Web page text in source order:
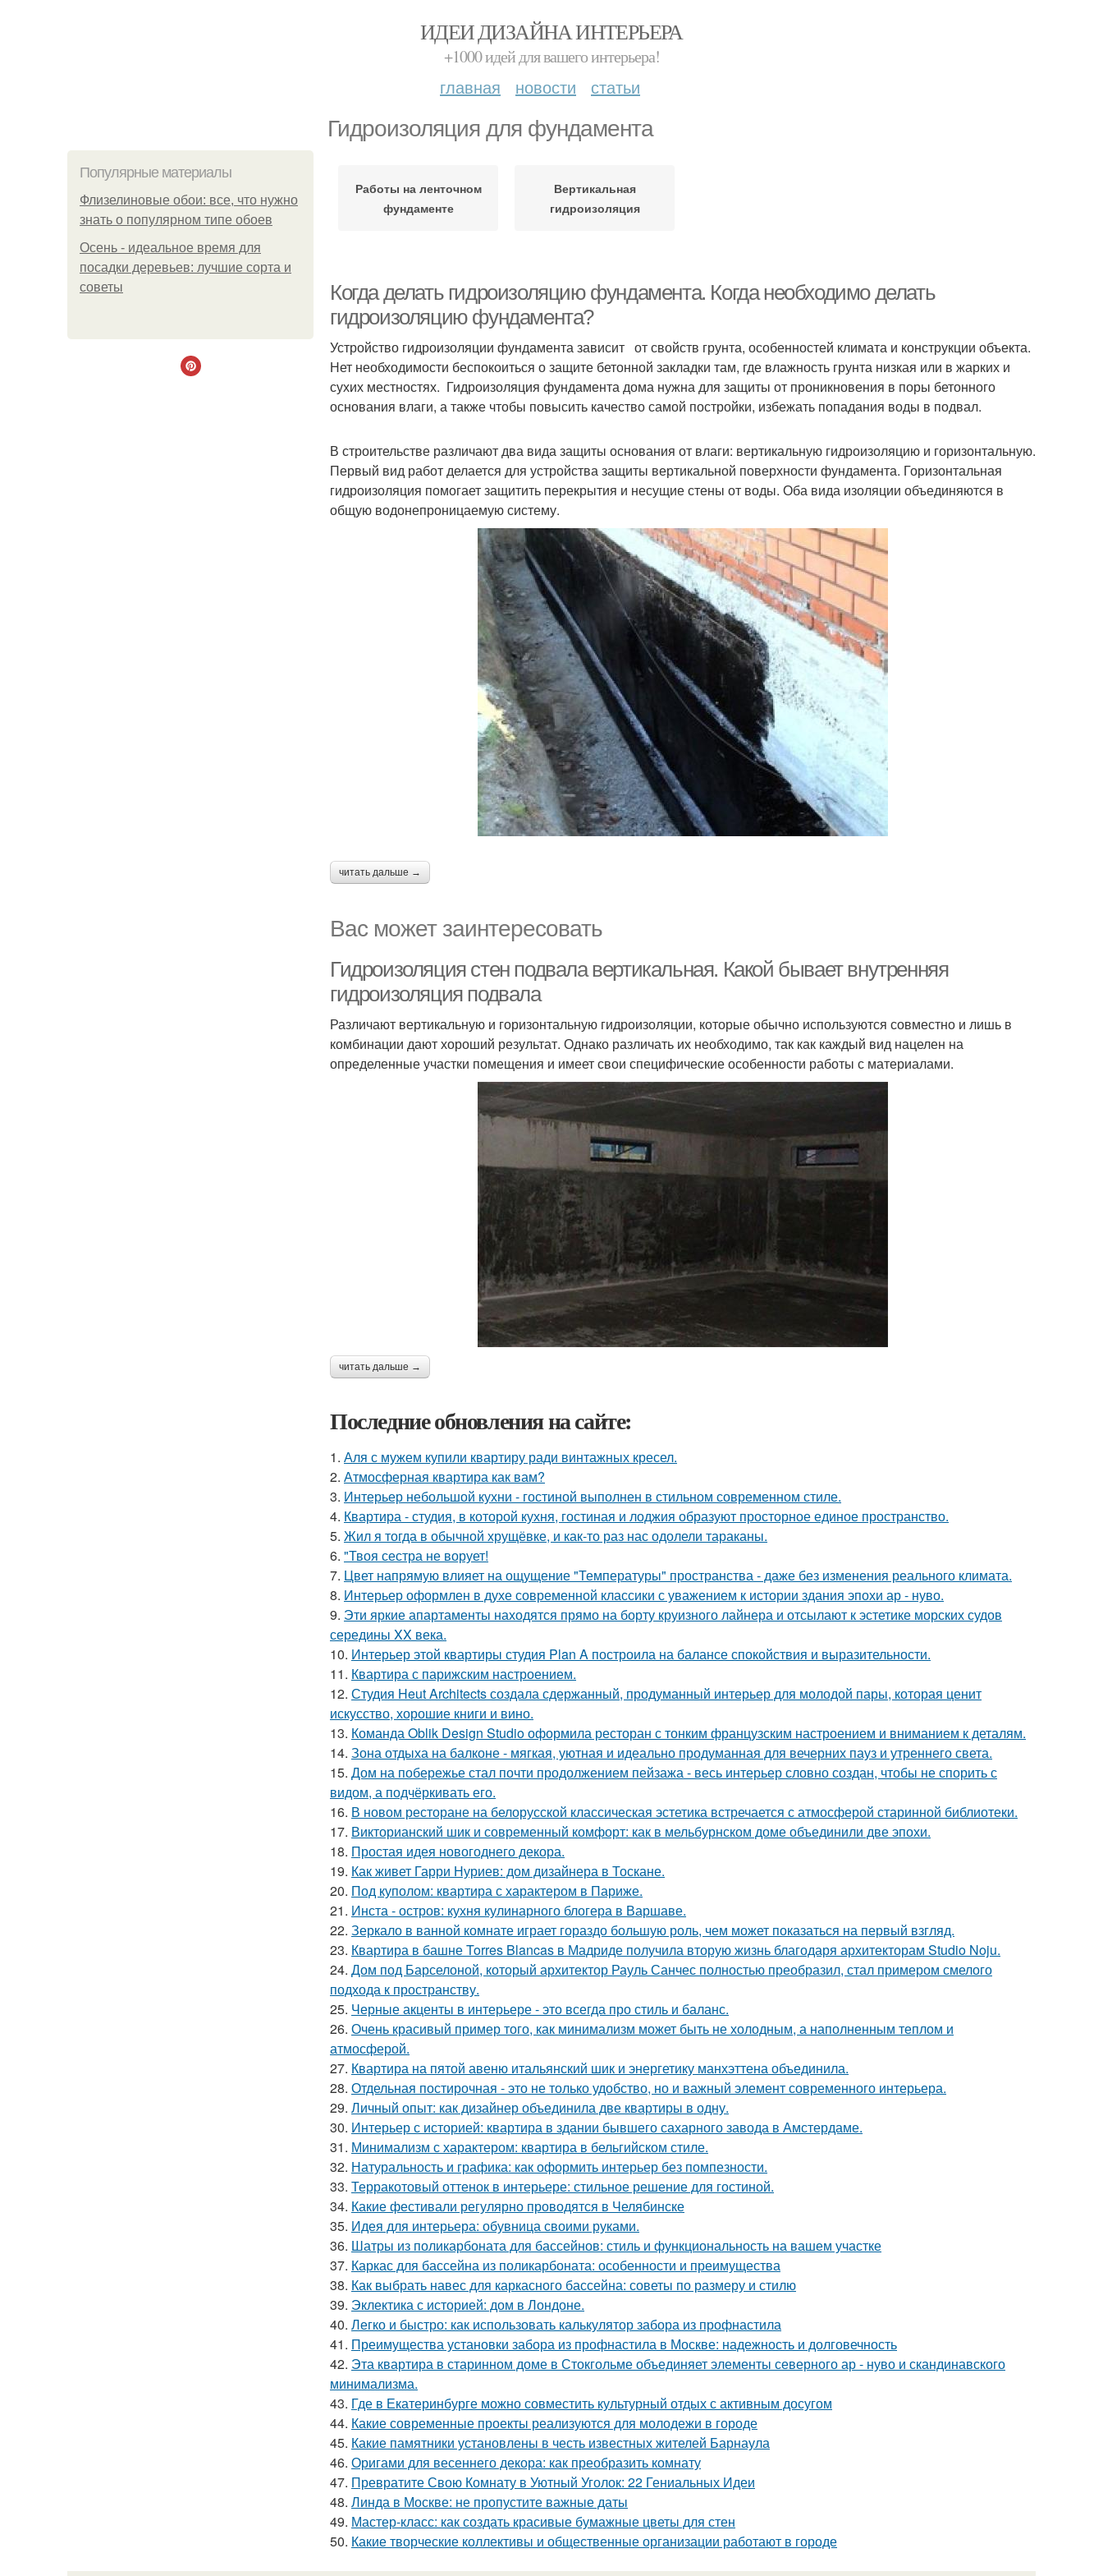
ИДЕИ ДИЗАЙНА ИНТЕРЬЕРА
+1000 идей для вашего интерьера!
главная новости статьи
Гидроизоляция для фундамента
Популярные материалы
Флизелиновые обои: все, что нужно
знать о популярном типе обоев
Осень - идеальное время для
посадки деревьев: лучшие сорта и
советы
Работы на ленточном
фундаменте
Вертикальная
гидроизоляция
Когда делать гидроизоляцию фундамента. Когда необходимо делать
гидроизоляцию фундамента?
Устройство гидроизоляции фундамента зависит от свойств грунта, особенностей климата и конструкции объекта.
Нет необходимости беспокоиться о защите бетонной закладки там, где влажность грунта низкая или в жарких и
сухих местностях. Гидроизоляция фундамента дома нужна для защиты от проникновения в поры бетонного
основания влаги, а также чтобы повысить качество самой постройки, избежать попадания воды в подвал.
В строительстве различают два вида защиты основания от влаги: вертикальную гидроизоляцию и горизонтальную.
Первый вид работ делается для устройства защиты вертикальной поверхности фундамента. Горизонтальная
гидроизоляция помогает защитить перекрытия и несущие стены от воды. Оба вида изоляции объединяются в
общую водонепроницаемую систему.
читать дальше →
Вас может заинтересовать
Гидроизоляция стен подвала вертикальная. Какой бывает внутренняя
гидроизоляция подвала
Различают вертикальную и горизонтальную гидроизоляции, которые обычно используются совместно и лишь в
комбинации дают хороший результат. Однако различать их необходимо, так как каждый вид нацелен на
определенные участки помещения и имеет свои специфические особенности работы с материалами.
читать дальше →
Последние обновления на сайте:
1. Аля с мужем купили квартиру ради винтажных кресел.
2. Атмосферная квартира как вам?
3. Интерьер небольшой кухни - гостиной выполнен в стильном современном стиле.
4. Квартира - студия, в которой кухня, гостиная и лоджия образуют просторное единое пространство.
5. Жил я тогда в обычной хрущёвке, и как-то раз нас одолели тараканы.
6. "Твоя сестра не ворует!
7. Цвет напрямую влияет на ощущение "Температуры" пространства - даже без изменения реального климата.
8. Интерьер оформлен в духе современной классики с уважением к истории здания эпохи ар - нуво.
9. Эти яркие апартаменты находятся прямо на борту круизного лайнера и отсылают к эстетике морских судов
середины XX века.
10. Интерьер этой квартиры студия Plan A построила на балансе спокойствия и выразительности.
11. Квартира с парижским настроением.
12. Студия Heut Architects создала сдержанный, продуманный интерьер для молодой пары, которая ценит
искусство, хорошие книги и вино.
13. Команда Oblik Design Studio оформила ресторан с тонким французским настроением и вниманием к деталям.
14. Зона отдыха на балконе - мягкая, уютная и идеально продуманная для вечерних пауз и утреннего света.
15. Дом на побережье стал почти продолжением пейзажа - весь интерьер словно создан, чтобы не спорить с
видом, а подчёркивать его.
16. В новом ресторане на белорусской классическая эстетика встречается с атмосферой старинной библиотеки.
17. Викторианский шик и современный комфорт: как в мельбурнском доме объединили две эпохи.
18. Простая идея новогоднего декора.
19. Как живет Гарри Нуриев: дом дизайнера в Тоскане.
20. Под куполом: квартира с характером в Париже.
21. Инста - остров: кухня кулинарного блогера в Варшаве.
22. Зеркало в ванной комнате играет гораздо большую роль, чем может показаться на первый взгляд.
23. Квартира в башне Torres Blancas в Мадриде получила вторую жизнь благодаря архитекторам Studio Noju.
24. Дом под Барселоной, который архитектор Рауль Санчес полностью преобразил, стал примером смелого
подхода к пространству.
25. Черные акценты в интерьере - это всегда про стиль и баланс.
26. Очень красивый пример того, как минимализм может быть не холодным, а наполненным теплом и
атмосферой.
27. Квартира на пятой авеню итальянский шик и энергетику манхэттена объединила.
28. Отдельная постирочная - это не только удобство, но и важный элемент современного интерьера.
29. Личный опыт: как дизайнер объединила две квартиры в одну.
30. Интерьер с историей: квартира в здании бывшего сахарного завода в Амстердаме.
31. Минимализм с характером: квартира в бельгийском стиле.
32. Натуральность и графика: как оформить интерьер без помпезности.
33. Терракотовый оттенок в интерьере: стильное решение для гостиной.
34. Какие фестивали регулярно проводятся в Челябинске
35. Идея для интерьера: обувница своими руками.
36. Шатры из поликарбоната для бассейнов: стиль и функциональность на вашем участке
37. Каркас для бассейна из поликарбоната: особенности и преимущества
38. Как выбрать навес для каркасного бассейна: советы по размеру и стилю
39. Эклектика с историей: дом в Лондоне.
40. Легко и быстро: как использовать калькулятор забора из профнастила
41. Преимущества установки забора из профнастила в Москве: надежность и долговечность
42. Эта квартира в старинном доме в Стокгольме объединяет элементы северного ар - нуво и скандинавского
минимализма.
43. Где в Екатеринбурге можно совместить культурный отдых с активным досугом
44. Какие современные проекты реализуются для молодежи в городе
45. Какие памятники установлены в честь известных жителей Барнаула
46. Оригами для весеннего декора: как преобразить комнату
47. Превратите Свою Комнату в Уютный Уголок: 22 Гениальных Идеи
48. Линда в Москве: не пропустите важные даты
49. Мастер-класс: как создать красивые бумажные цветы для стен
50. Какие творческие коллективы и общественные организации работают в городе